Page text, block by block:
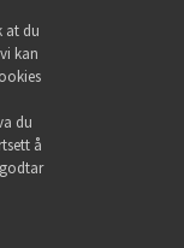
at du
kan
du
å